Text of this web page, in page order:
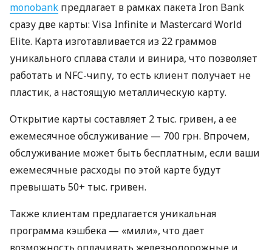
monobank предлагает в рамках пакета Iron Bank
сразу две карты: Visa Infinite и Mastercard World
Elite. Карта изготавливается из 22 граммов
уникального сплава стали и винира, что позволяет
работать и NFC-чипу, то есть клиент получает не
пластик, а настоящую металлическую карту.
Открытие карты составляет 2 тыс. гривен, а ее
ежемесячное обслуживание — 700 грн. Впрочем,
обслуживание может быть бесплатным, если ваши
ежемесячные расходы по этой карте будут
превышать 50+ тыс. гривен.
Также клиентам предлагается уникальная
программа кэшбека — «мили», что дает